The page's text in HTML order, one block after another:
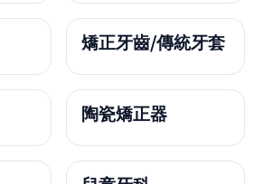
矯正牙齒/傳統牙套
陶瓷矯正器